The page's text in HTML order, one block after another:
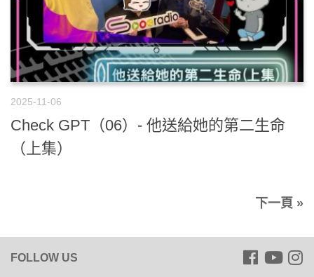
2025-11-06
Check GPT（06）- 他送給她的第二生命
（上集）
下一頁 »